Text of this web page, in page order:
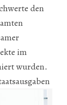
den
im
wurden.